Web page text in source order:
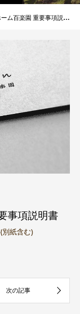
百楽園 重要事項説明書
事項説明書
別紙含む)